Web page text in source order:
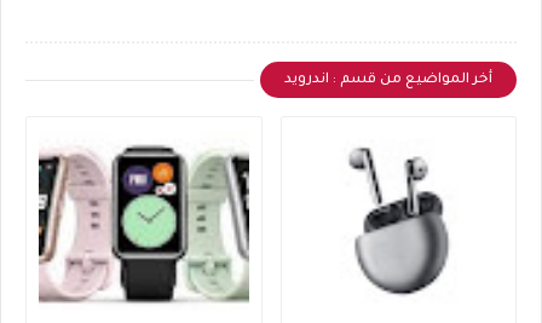
أخر المواضيع من قسم : اندرويد